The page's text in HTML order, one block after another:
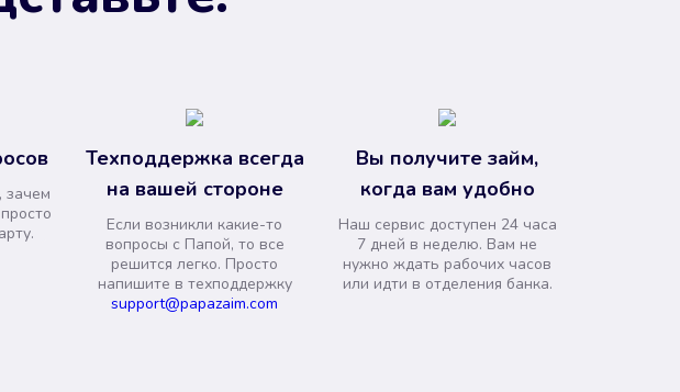
зачем
Техподдержка всегда
на вашей стороне
Если возникли какие-то
вопросы с Папой, то все
решится легко. Просто
напишите в техподдержку
support@papazaim.com
Вы получите займ,
когда вам удобно
Наш сервис доступен 24 часа
7 дней в неделю. Вам не
нужно ждать рабочих часов
или идти в отделения банка.